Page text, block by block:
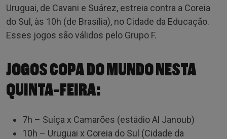
Uruguai, de Cavani e Suárez, estreia contra a Coreia
do Sul, às 10h (de Brasília), no Cidade da Educação.
Esses jogos são válidos pelo Grupo F.
JOGOS COPA DO MUNDO NESTA
QUINTA-FEIRA:
7h – Suíça x Camarões (estádio Al Janoub)
10h – Uruguai x Coreia do Sul (Cidade da